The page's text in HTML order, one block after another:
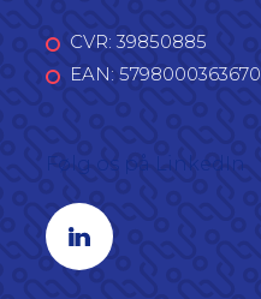
CVR: 39850885
EAN: 5798000363670
Linkedin profil